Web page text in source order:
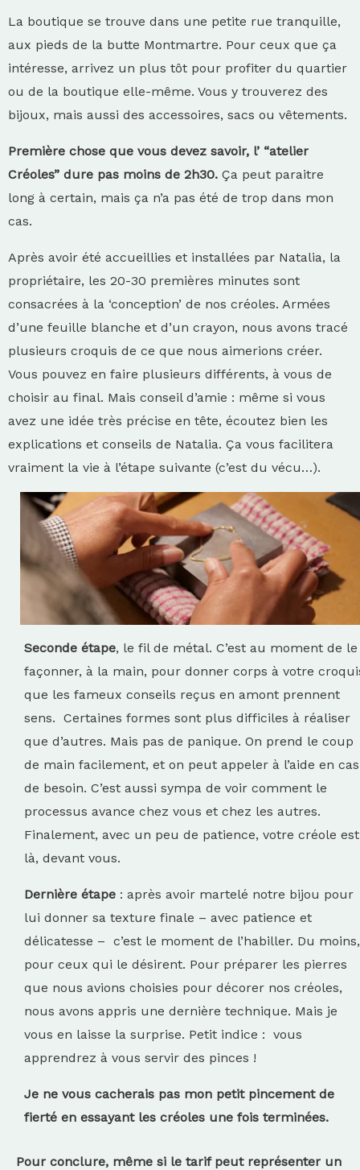
La boutique se trouve dans une petite rue tranquille,
aux pieds de la butte Montmartre. Pour ceux que ça
intéresse, arrivez un plus tôt pour profiter du quartier
ou de la boutique elle-même. Vous y trouverez des
bijoux, mais aussi des accessoires, sacs ou vêtements.
Première chose que vous devez savoir, l’ “atelier
Créoles” dure pas moins de 2h30. Ça peut paraitre
long à certain, mais ça n’a pas été de trop dans mon
cas.
Après avoir été accueillies et installées par Natalia, la
propriétaire, les 20-30 premières minutes sont
consacrées à la ‘conception’ de nos créoles. Armées
d’une feuille blanche et d’un crayon, nous avons tracé
plusieurs croquis de ce que nous aimerions créer.
Vous pouvez en faire plusieurs différents, à vous de
choisir au final. Mais conseil d’amie : même si vous
avez une idée très précise en tête, écoutez bien les
explications et conseils de Natalia. Ça vous facilitera
vraiment la vie à l’étape suivante (c’est du vécu…).
Seconde étape, le fil de métal. C’est au moment de le
façonner, à la main, pour donner corps à votre
que les fameux conseils reçus en amont prennent
sens. Certaines formes sont plus difficiles à réaliser
que d’autres. Mais pas de panique. On prend le coup
de main facilement, et on peut appeler à l’aide en cas
de besoin. C’est aussi sympa de voir comment le
processus avance chez vous et chez les autres.
Finalement, avec un peu de patience, votre créole est
là, devant vous.
Dernière étape : après avoir martelé notre bijou pour
lui donner sa texture finale – avec patience et
délicatesse – c’est le moment de l’habiller. Du moins,
pour ceux qui le désirent. Pour préparer les pierres
que nous avions choisies pour décorer nos créoles,
nous avons appris une dernière technique. Mais je
vous en laisse la surprise. Petit indice : vous
apprendrez à vous servir des pinces !
Je ne vous cacherais pas mon petit pincement de
fierté en essayant les créoles une fois terminées.
Pour conclure, même si le tarif peut représenter un